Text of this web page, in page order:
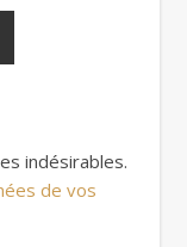
indésirables.
de vos